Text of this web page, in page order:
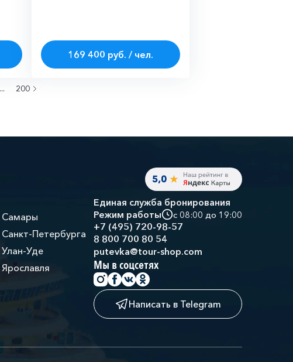
169 400 руб. / чел.
... 200
Самары
Санкт-Петербурга
Улан-Уде
Ярославля
Единая служба бронирования
Режим работы
с 08:00 до 19:00
+7 (495) 720-98-57
8 800 700 80 54
putevka@tour-shop.com
Мы в соцсетях
Написать в Telegram